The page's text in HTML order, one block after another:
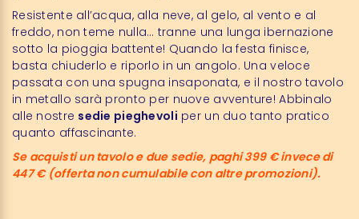
Resistente all’acqua, alla neve, al gelo, al vento e al
freddo, non teme nulla… tranne una lunga ibernazione
sotto la pioggia battente! Quando la festa finisce,
basta chiuderlo e riporlo in un angolo. Una veloce
passata con una spugna insaponata, e il nostro tavolo
in metallo sarà pronto per nuove avventure! Abbinalo
alle nostre sedie pieghevoli per un duo tanto pratico
quanto affascinante.
Se acquisti un tavolo e due sedie, paghi 399 € invece di
447 € (offerta non cumulabile con altre promozioni).